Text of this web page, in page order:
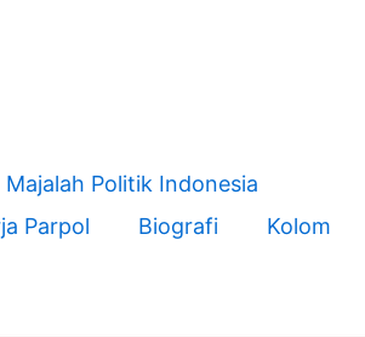
Parpol Biografi Kolom